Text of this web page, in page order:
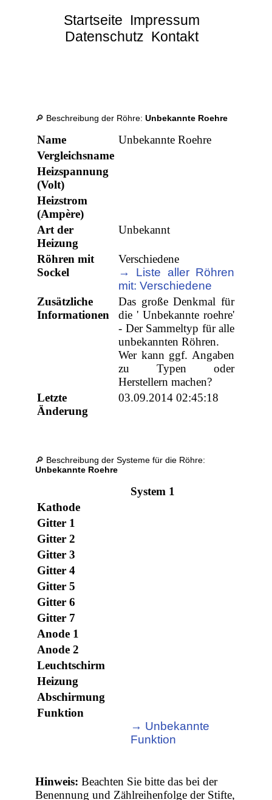
Startseite Impressum
Datenschutz Kontakt
🔎 Beschreibung der Röhre:Unbekannte Roehre
Name
Unbekannte Roehre
Vergleichsname
Heizspannung
(Volt)
Heizstrom
(Ampère)
Art der
Heizung
Unbekannt
Röhren mit
Sockel
Verschiedene
→ Liste aller Röhren
mit: Verschiedene
Zusätzliche
Informationen
Das große Denkmal für
die ' Unbekannte roehre'
- Der Sammeltyp für alle
unbekannten Röhren.
Wer kann ggf. Angaben
zu Typen oder
Herstellern machen?
Letzte
Änderung
03.09.2014 02:45:18
🔎 Beschreibung der Systeme für die Röhre:
Unbekannte Roehre
System 1
Kathode
Gitter 1
Gitter 2
Gitter 3
Gitter 4
Gitter 5
Gitter 6
Gitter 7
Anode 1
Anode 2
Leuchtschirm
Heizung
Abschirmung
Funktion
→ Unbekannte
Funktion
Hinweis: Beachten Sie bitte das bei der
Benennung und Zählreihenfolge der Stifte,